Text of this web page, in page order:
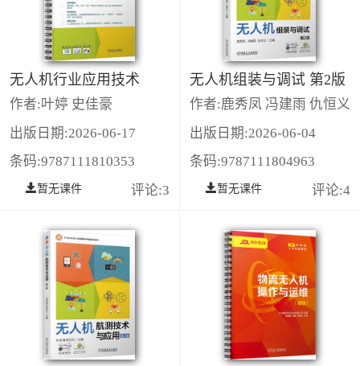
无人机行业应用技术
作者:叶婷 史佳豪
出版日期:2026-06-17
条码:9787111810353
暂无课件 评论:3
无人机组装与调试 第2版
作者:鹿秀凤 冯建雨 仇恒义
出版日期:2026-06-04
条码:9787111804963
暂无课件 评论:4